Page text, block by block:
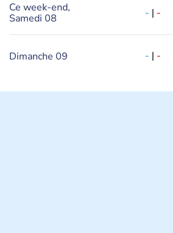
Ce week-end,
Samedi 08
- | -
Dimanche 09 - | -